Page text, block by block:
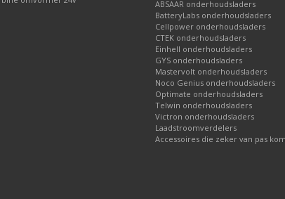
ABSAAR onderhoudsladers
BatteryLabs onderhoudsladers
Cellpower onderhoudsladers
CTEK onderhoudsladers
Einhell onderhoudsladers
GYS onderhoudsladers
Mastervolt onderhoudsladers
Noco Genius onderhoudsladers
Optimate onderhoudsladers
Telwin onderhoudsladers
Victron onderhoudsladers
Laadstroomverdelers
Accessoires die zeker van pas